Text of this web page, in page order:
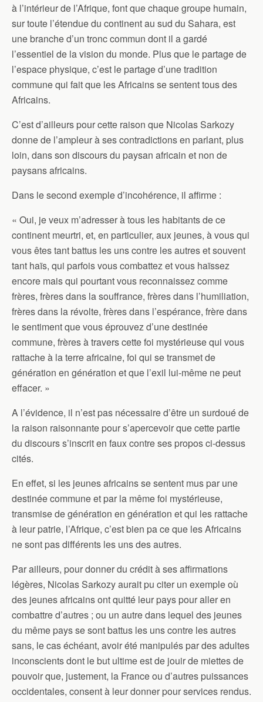
à l’intérieur de l’Afrique, font que chaque groupe humain,
sur toute l’étendue du continent au sud du Sahara, est
une branche d’un tronc commun dont il a gardé
l’essentiel de la vision du monde. Plus que le partage de
l’espace physique, c’est le partage d’une tradition
commune qui fait que les Africains se sentent tous des
Africains.
C’est d’ailleurs pour cette raison que Nicolas Sarkozy
donne de l’ampleur à ses contradictions en parlant, plus
loin, dans son discours du paysan africain et non de
paysans africains.
Dans le second exemple d’incohérence, il affirme :
« Oui, je veux m’adresser à tous les habitants de ce
continent meurtri, et, en particulier, aux jeunes, à vous qui
vous êtes tant battus les uns contre les autres et souvent
tant haïs, qui parfois vous combattez et vous haïssez
encore mais qui pourtant vous reconnaissez comme
frères, frères dans la souffrance, frères dans l’humiliation,
frères dans la révolte, frères dans l’espérance, frère dans
le sentiment que vous éprouvez d’une destinée
commune, frères à travers cette foi mystérieuse qui vous
rattache à la terre africaine, foi qui se transmet de
génération en génération et que l’exil lui-même ne peut
effacer. »
A l’évidence, il n’est pas nécessaire d’être un surdoué de
la raison raisonnante pour s’apercevoir que cette partie
du discours s’inscrit en faux contre ses propos ci-dessus
cités.
En effet, si les jeunes africains se sentent mus par une
destinée commune et par la même foi mystérieuse,
transmise de génération en génération et qui les rattache
à leur patrie, l’Afrique, c’est bien pa ce que les Africains
ne sont pas différents les uns des autres.
Par ailleurs, pour donner du crédit à ses affirmations
légères, Nicolas Sarkozy aurait pu citer un exemple où
des jeunes africains ont quitté leur pays pour aller en
combattre d’autres ; ou un autre dans lequel des jeunes
du même pays se sont battus les uns contre les autres
sans, le cas échéant, avoir été manipulés par des adultes
inconscients dont le but ultime est de jouir de miettes de
pouvoir que, justement, la France ou d’autres puissances
occidentales, consent à leur donner pour services rendus.